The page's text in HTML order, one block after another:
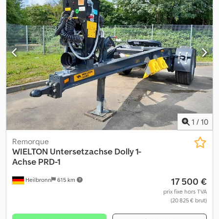
1 / 10
Heilbronn 615 km
Remorque
WIELTON Untersetzachse Dolly 1-
Achse PRD-1
17 500 €
prix fixe hors TVA
(20 825 € brut)